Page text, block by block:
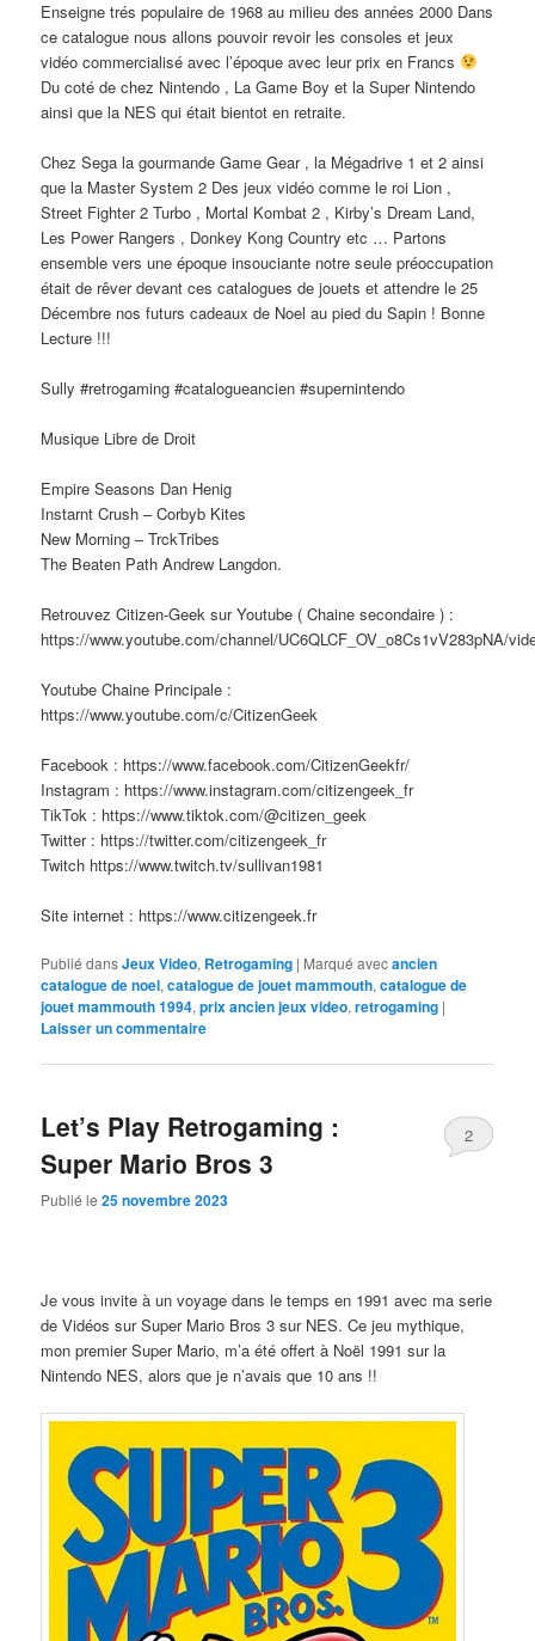
Enseigne trés populaire de 1968 au milieu des années 2000 Dans
ce catalogue nous allons pouvoir revoir les consoles et jeux
vidéo commercialisé avec l’époque avec leur prix en Francs
Du coté de chez Nintendo , La Game Boy et la Super Nintendo
ainsi que la NES qui était bientot en retraite.
Chez Sega la gourmande Game Gear , la Mégadrive 1 et 2 ainsi
que la Master System 2 Des jeux vidéo comme le roi Lion ,
Street Fighter 2 Turbo , Mortal Kombat 2 , Kirby’s Dream Land,
Les Power Rangers , Donkey Kong Country etc … Partons
ensemble vers une époque insouciante notre seule préoccupation
était de rêver devant ces catalogues de jouets et attendre le 25
Décembre nos futurs cadeaux de Noel au pied du Sapin ! Bonne
Lecture !!!
Sully #retrogaming #catalogueancien #supernintendo
Musique Libre de Droit
Empire Seasons Dan Henig
Instarnt Crush – Corbyb Kites
New Morning – TrckTribes
The Beaten Path Andrew Langdon.
Retrouvez Citizen-Geek sur Youtube ( Chaine secondaire ) :
https://www.youtube.com/channel/UC6QLCF_OV_o8Cs1vV283pNA/
Youtube Chaine Principale :
https://www.youtube.com/c/CitizenGeek
Facebook : https://www.facebook.com/CitizenGeekfr/
Instagram : https://www.instagram.com/citizengeek_fr
TikTok : https://www.tiktok.com/@citizen_geek
Twitter : https://twitter.com/citizengeek_fr
Twitch https://www.twitch.tv/sullivan1981
Site internet : https://www.citizengeek.fr
Publié dansJeux Video, Retrogaming | Marqué avecancien
catalogue de noel,catalogue de jouet mammouth,catalogue de
jouet mammouth 1994,prix ancien jeux video,retrogaming |
Laisser un commentaire
Let’s Play Retrogaming :
Super Mario Bros 3
Publié le25 novembre 2023
2
Je vous invite à un voyage dans le temps en 1991 avec ma serie
de Vidéos sur Super Mario Bros 3 sur NES. Ce jeu mythique,
mon premier Super Mario, m’a été offert à Noël 1991 sur la
Nintendo NES, alors que je n’avais que 10 ans !!